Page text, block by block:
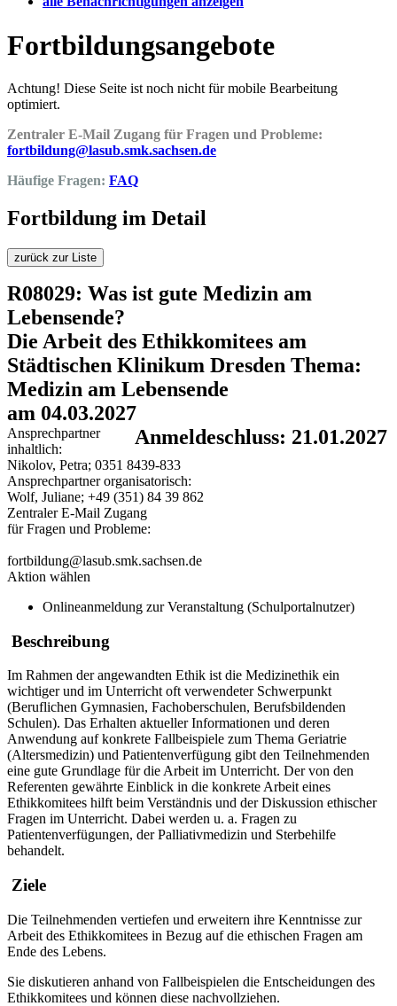
Fortbildungsangebote
Achtung! Diese Seite ist noch nicht für mobile Bearbeitung
optimiert.
Zentraler E-Mail Zugang für Fragen und Probleme:
fortbildung@lasub.smk.sachsen.de
Häufige Fragen: FAQ
Fortbildung im Detail
zurück zur Liste
R08029: Was ist gute Medizin am
Lebensende?
Die Arbeit des Ethikkomitees am
Städtischen Klinikum Dresden Thema:
Medizin am Lebensende
am 04.03.2027
Anmeldeschluss: 21.01.2027
Ansprechpartner
inhaltlich:
Nikolov, Petra; 0351 8439-833
Ansprechpartner organisatorisch:
Wolf, Juliane; +49 (351) 84 39 862
Zentraler E-Mail Zugang
für Fragen und Probleme:
fortbildung@lasub.smk.sachsen.de
Aktion wählen
Onlineanmeldung zur Veranstaltung (Schulportalnutzer)
Beschreibung
Im Rahmen der angewandten Ethik ist die Medizinethik ein
wichtiger und im Unterricht oft verwendeter Schwerpunkt
(Beruflichen Gymnasien, Fachoberschulen, Berufsbildenden
Schulen). Das Erhalten aktueller Informationen und deren
Anwendung auf konkrete Fallbeispiele zum Thema Geriatrie
(Altersmedizin) und Patientenverfügung gibt den Teilnehmenden
eine gute Grundlage für die Arbeit im Unterricht. Der von den
Referenten gewährte Einblick in die konkrete Arbeit eines
Ethikkomitees hilft beim Verständnis und der Diskussion ethischer
Fragen im Unterricht. Dabei werden u. a. Fragen zu
Patientenverfügungen, der Palliativmedizin und Sterbehilfe
behandelt.
Ziele
Die Teilnehmenden vertiefen und erweitern ihre Kenntnisse zur
Arbeit des Ethikkomitees in Bezug auf die ethischen Fragen am
Ende des Lebens.
Sie diskutieren anhand von Fallbeispielen die Entscheidungen des
Ethikkomitees und können diese nachvollziehen.